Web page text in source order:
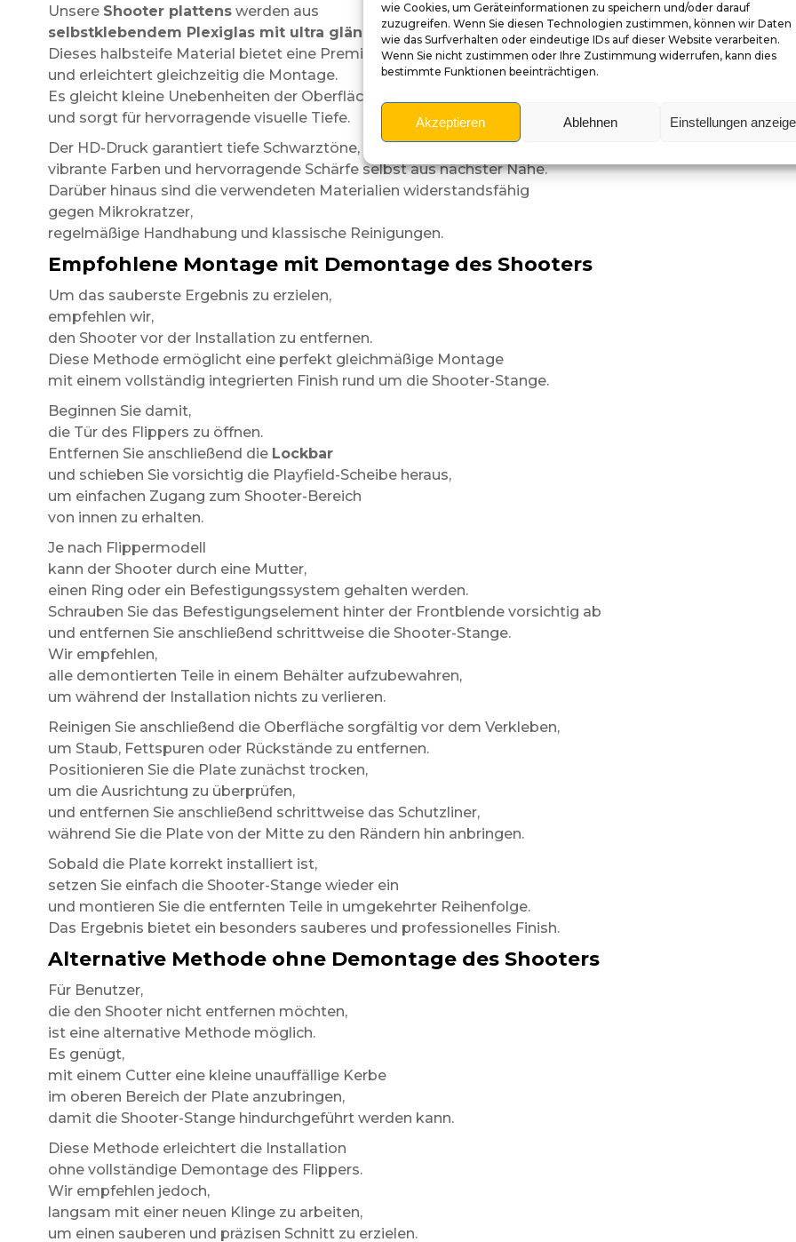
wie Cookies, um Geräteinformationen zu speichern und/oder darauf
zuzugreifen. Wenn Sie diesen Technologien zustimmen, können wir Daten
wie das Surfverhalten oder eindeutige IDs auf dieser Website verarbeiten.
Wenn Sie nicht zustimmen oder Ihre Zustimmung widerrufen, kann dies
bestimmte Funktionen beeinträchtigen.
Akzeptieren Ablehnen Einstellungen
Unsere Shooter plattenswerden aus
selbstklebendem Plexiglas mit ultra glänzendem Finishgefertigt.
Dieses halbsteife Material bietet eine Premium-Optik
und erleichtert gleichzeitig die Montage.
Es gleicht kleine Unebenheiten der Oberfläche besser aus
und sorgt für hervorragende visuelle Tiefe.
Der HD-Druck garantiert tiefe Schwarztöne,
vibrante Farben und hervorragende Schärfe selbst aus nächster Nähe.
Darüber hinaus sind die verwendeten Materialien widerstandsfähig
gegen Mikrokratzer,
regelmäßige Handhabung und klassische Reinigungen.
Empfohlene Montage mit Demontage des Shooters
Um das sauberste Ergebnis zu erzielen,
empfehlen wir,
den Shooter vor der Installation zu entfernen.
Diese Methode ermöglicht eine perfekt gleichmäßige Montage
mit einem vollständig integrierten Finish rund um die Shooter-Stange.
Beginnen Sie damit,
die Tür des Flippers zu öffnen.
Entfernen Sie anschließend die Lockbar
und schieben Sie vorsichtig die Playfield-Scheibe heraus,
um einfachen Zugang zum Shooter-Bereich
von innen zu erhalten.
Je nach Flippermodell
kann der Shooter durch eine Mutter,
einen Ring oder ein Befestigungssystem gehalten werden.
Schrauben Sie das Befestigungselement hinter der Frontblende vorsichtig ab
und entfernen Sie anschließend schrittweise die Shooter-Stange.
Wir empfehlen,
alle demontierten Teile in einem Behälter aufzubewahren,
um während der Installation nichts zu verlieren.
Reinigen Sie anschließend die Oberfläche sorgfältig vor dem Verkleben,
um Staub, Fettspuren oder Rückstände zu entfernen.
Positionieren Sie die Plate zunächst trocken,
um die Ausrichtung zu überprüfen,
und entfernen Sie anschließend schrittweise das Schutzliner,
während Sie die Plate von der Mitte zu den Rändern hin anbringen.
Sobald die Plate korrekt installiert ist,
setzen Sie einfach die Shooter-Stange wieder ein
und montieren Sie die entfernten Teile in umgekehrter Reihenfolge.
Das Ergebnis bietet ein besonders sauberes und professionelles Finish.
Alternative Methode ohne Demontage des Shooters
Für Benutzer,
die den Shooter nicht entfernen möchten,
ist eine alternative Methode möglich.
Es genügt,
mit einem Cutter eine kleine unauffällige Kerbe
im oberen Bereich der Plate anzubringen,
damit die Shooter-Stange hindurchgeführt werden kann.
Diese Methode erleichtert die Installation
ohne vollständige Demontage des Flippers.
Wir empfehlen jedoch,
langsam mit einer neuen Klinge zu arbeiten,
um einen sauberen und präzisen Schnitt zu erzielen.